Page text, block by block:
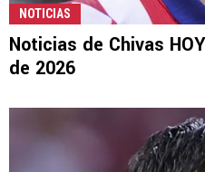
NOTICIAS
Noticias de Chivas
de 2026